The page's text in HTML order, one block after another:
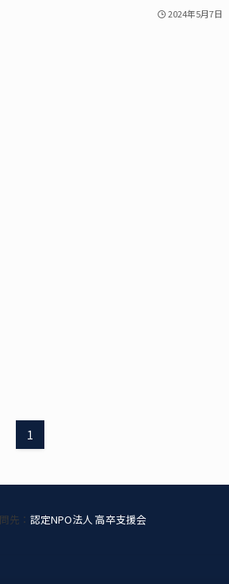
2024年5月7日
1
先： 認定NPO法人 高卒支援会